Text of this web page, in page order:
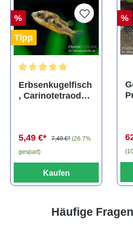
%
Tipp
Durchschnittliche Bewertung
Erbsenkugelfisch
, Carinotetraodon
5,49 €* 7,49 €* (26.7%
gespart)
Kaufen
%
Häufige